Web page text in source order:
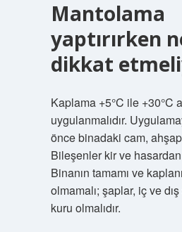
Mantolama
yaptırırken
dikkat
Kaplama +5°C ile +30°C
uygulanmalıdır.
önce binadaki cam,
Bileşenler kir ve hasardan
Binanın tamamı ve
olmamalı; şaplar, iç ve dış
kuru olmalıdır.